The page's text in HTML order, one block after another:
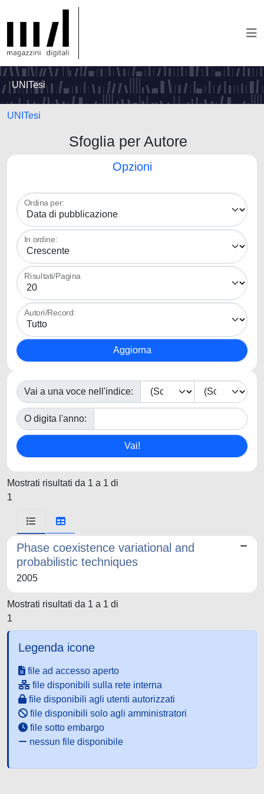
UNITesi
UNITesi
Sfoglia per Autore
Opzioni
Ordina per:
In ordine:
Risultati/Pagina
Autori/Record:
Vai a una voce nell'indice:
O digita l'anno:
Mostrati risultati da 1 a 1 di
1
Phase coexistence variational and
probabilistic techniques
2005
Mostrati risultati da 1 a 1 di
1
Legenda icone
file ad accesso aperto
file disponibili sulla rete interna
file disponibili agli utenti autorizzati
file disponibili solo agli amministratori
file sotto embargo
nessun file disponibile